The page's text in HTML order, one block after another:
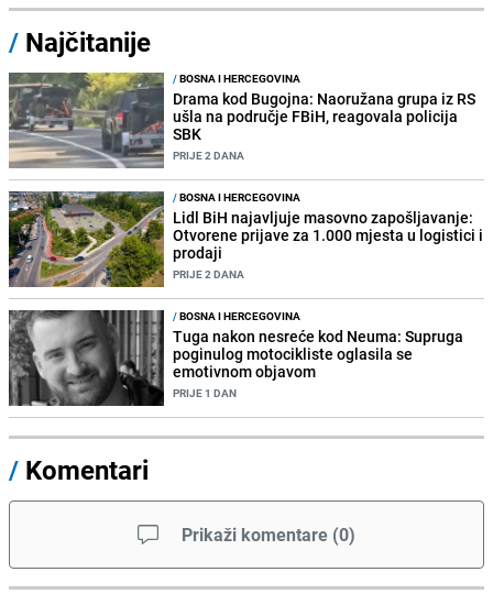
/ Najčitanije
/BOSNA I HERCEGOVINA
Drama kod Bugojna: Naoružana grupa iz RS
ušla na područje FBiH, reagovala policija
SBK
PRIJE 2 DANA
/BOSNA I HERCEGOVINA
Lidl BiH najavljuje masovno zapošljavanje:
Otvorene prijave za 1.000 mjesta u logistici i
prodaji
PRIJE 2 DANA
/BOSNA I HERCEGOVINA
Tuga nakon nesreće kod Neuma: Supruga
poginulog motocikliste oglasila se
emotivnom objavom
PRIJE 1 DAN
/ Komentari
Prikaži komentare (0)